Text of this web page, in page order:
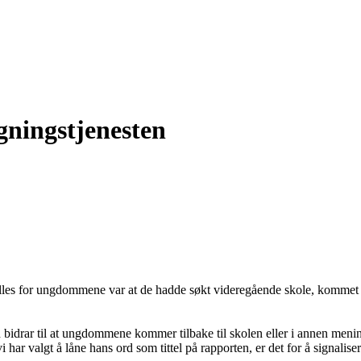
for ungdommene var at de hadde søkt videregående skole,
til at ungdommene kommer tilbake til skolen eller i annen
valgt å låne hans ord som tittel på rapporten, er det for å